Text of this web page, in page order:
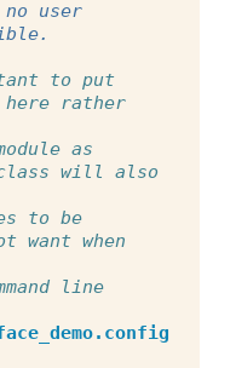
to put
rather
as
will also
to be
want when
line